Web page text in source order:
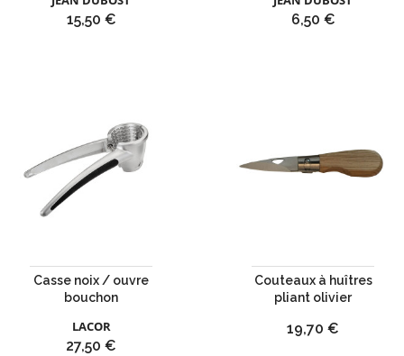
Prix
15,50 € Prix
6,50 €
Casse noix / ouvre
bouchon
LACOR
Prix
27,50 €
Couteaux à huîtres
pliant olivier
Prix
19,70 €